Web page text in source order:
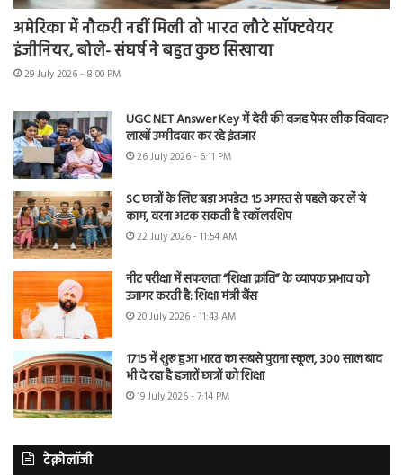
अमेरिका में नौकरी नहीं मिली तो भारत लौटे सॉफ्टवेयर
इंजीनियर, बोले- संघर्ष ने बहुत कुछ सिखाया
29 July 2026 - 8:00 PM
UGC NET Answer Key में देरी की वजह पेपर लीक विवाद?
लाखों उम्मीदवार कर रहे इंतजार
26 July 2026 - 6:11 PM
SC छात्रों के लिए बड़ा अपडेट! 15 अगस्त से पहले कर लें ये
काम, वरना अटक सकती है स्कॉलरशिप
22 July 2026 - 11:54 AM
नीट परीक्षा में सफलता “शिक्षा क्रांति” के व्यापक प्रभाव को
उजागर करती है: शिक्षा मंत्री बैंस
20 July 2026 - 11:43 AM
1715 में शुरू हुआ भारत का सबसे पुराना स्कूल, 300 साल बाद
भी दे रहा है हजारों छात्रों को शिक्षा
19 July 2026 - 7:14 PM
टेक्नोलॉजी